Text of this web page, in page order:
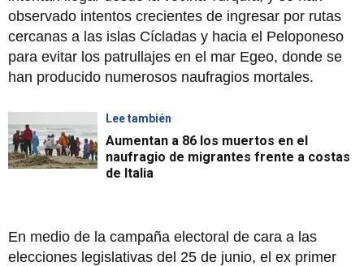
observado intentos crecientes de ingresar por rutas
cercanas a las islas Cícladas y hacia el Peloponeso
para evitar los patrullajes en el mar Egeo, donde se
han producido numerosos naufragios mortales.
Lee también
Aumentan a 86 los muertos en el
naufragio de migrantes frente a costas
de Italia
En medio de la campaña electoral de cara a las
elecciones legislativas del 25 de junio, el ex primer